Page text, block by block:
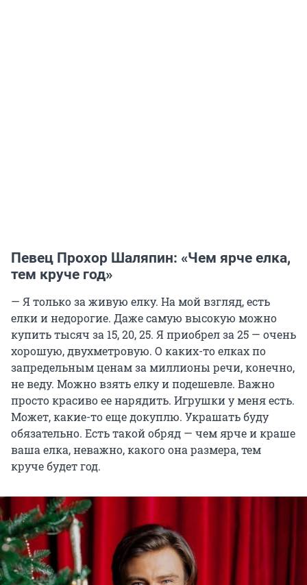
Певец Прохор Шаляпин: «Чем ярче елка,
тем круче год»
— Я только за живую елку. На мой взгляд, есть
елки и недорогие. Даже самую высокую можно
купить тысяч за 15, 20, 25. Я приобрел за 25 — очень
хорошую, двухметровую. О каких-то елках по
запредельным ценам за миллионы речи, конечно,
не веду. Можно взять елку и подешевле. Важно
просто красиво ее нарядить. Игрушки у меня есть.
Может, какие-то еще докуплю. Украшать буду
обязательно. Есть такой обряд — чем ярче и краше
ваша елка, неважно, какого она размера, тем
круче будет год.